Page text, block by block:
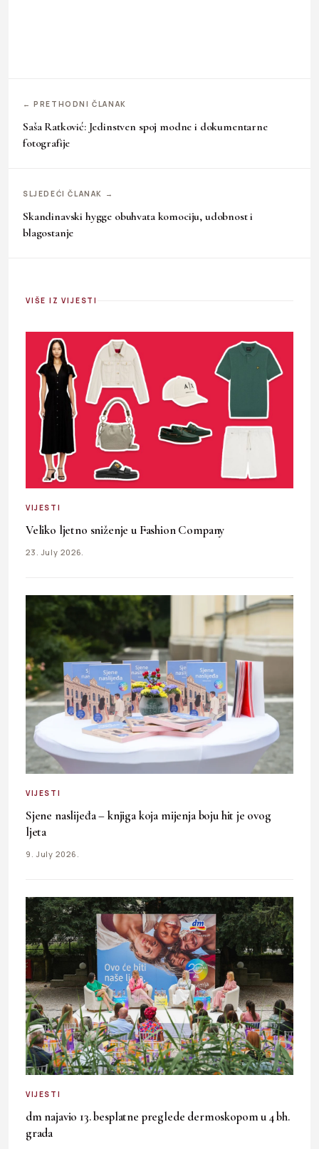
← PRETHODNI ČLANAK
Saša Ratković: Jedinstven spoj modne i dokumentarne
fotografije
SLJEDEĆI ČLANAK →
Skandinavski hygge obuhvata komociju, udobnost i
blagostanje
VIŠE IZ VIJESTI
VIJESTI
Veliko ljetno sniženje u Fashion Company
23. July 2026.
VIJESTI
Sjene naslijeđa – knjiga koja mijenja boju hit je ovog
ljeta
9. July 2026.
VIJESTI
dm najavio 13. besplatne preglede dermoskopom u 4 bh.
grada